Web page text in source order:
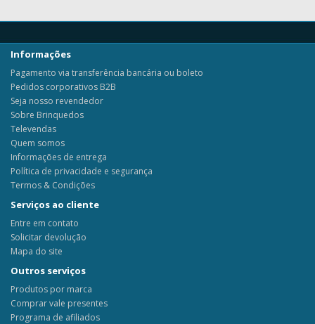
Informações
Pagamento via transferência bancária ou boleto
Pedidos corporativos B2B
Seja nosso revendedor
Sobre Brinquedos
Televendas
Quem somos
Informações de entrega
Política de privacidade e segurança
Termos & Condições
Serviços ao cliente
Entre em contato
Solicitar devolução
Mapa do site
Outros serviços
Produtos por marca
Comprar vale presentes
Programa de afiliados